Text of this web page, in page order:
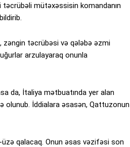
təcrübəli mütəxəssisin komandanın
zəngin təcrübəsi və qələbə əzmi
arzulayaraq onunla
da, İtaliya mətbuatında yer alan
olunub. İddialara əsasən, Qattuzonun
qalacaq. Onun əsas vəzifəsi son